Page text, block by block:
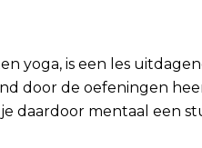
yoga, is een les
door de oefeningen
daardoor mentaal een